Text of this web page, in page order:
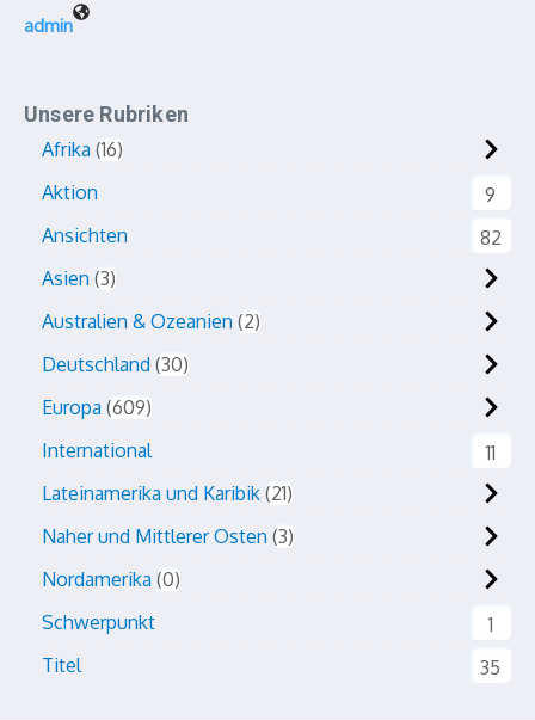
admin
Unsere Rubriken
Afrika 16
Aktion
9
Ansichten
82
Asien 3
Australien & Ozeanien 2
Deutschland 30
Europa 609
International
11
Lateinamerika und Karibik 21
Naher und Mittlerer Osten 3
Nordamerika 0
Schwerpunkt
1
Titel
35